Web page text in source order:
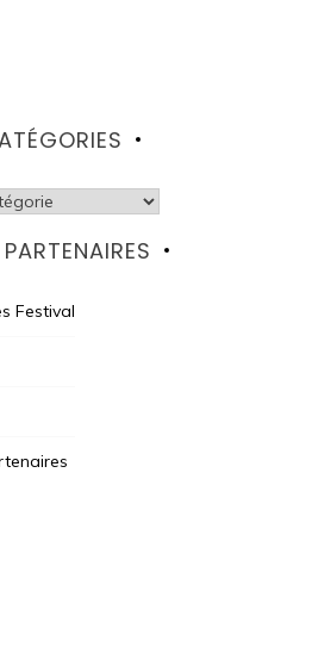
Festival